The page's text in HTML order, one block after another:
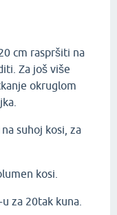
cm raspršiti na
Za još više
okruglom
suhoj kosi, za
kosi.
za 20tak kuna.